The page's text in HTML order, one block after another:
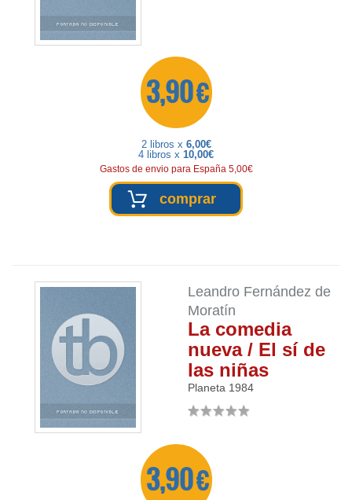
3,90 €
2 libros x 6,00€
4 libros x 10,00€
Gastos de envio para España 5,00€
comprar
Leandro Fernández de
Moratín
La comedia
nueva / El sí de
las niñas
Planeta 1984
3,90 €